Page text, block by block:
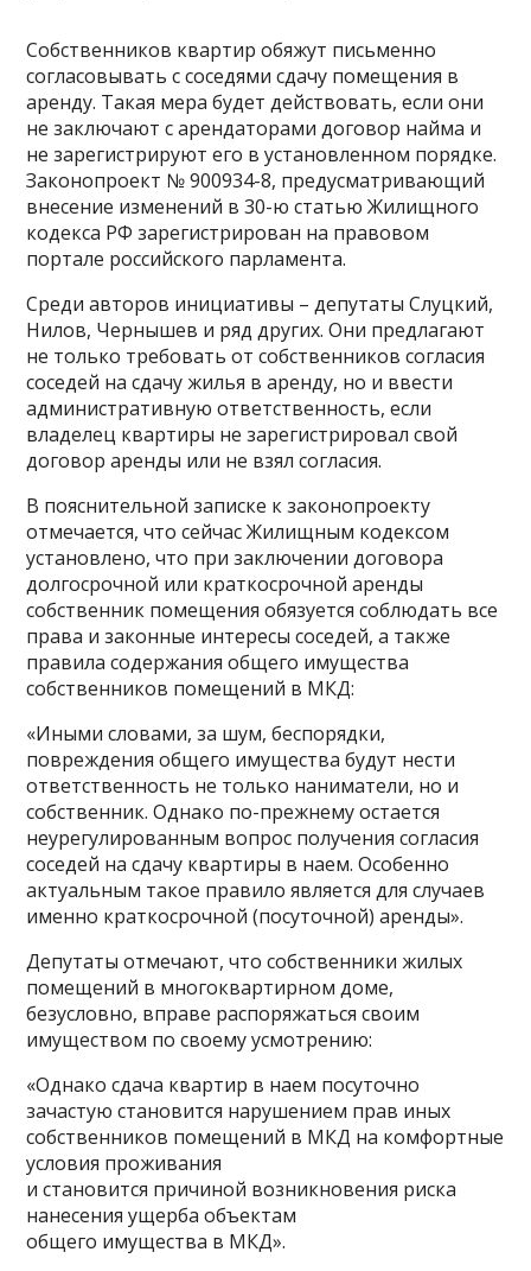
Собственников квартир обяжут письменно
согласовывать с соседями сдачу помещения в
аренду. Такая мера будет действовать, если они
не заключают с арендаторами договор найма и
не зарегистрируют его в установленном порядке.
Законопроект № 900934-8, предусматривающий
внесение изменений в 30-ю статью Жилищного
кодекса РФ зарегистрирован на правовом
портале российского парламента.
Среди авторов инициативы – депутаты Слуцкий,
Нилов, Чернышев и ряд других. Они предлагают
не только требовать от собственников согласия
соседей на сдачу жилья в аренду, но и ввести
административную ответственность, если
владелец квартиры не зарегистрировал свой
договор аренды или не взял согласия.
В пояснительной записке к законопроекту
отмечается, что сейчас Жилищным кодексом
установлено, что при заключении договора
долгосрочной или краткосрочной аренды
собственник помещения обязуется соблюдать все
права и законные интересы соседей, а также
правила содержания общего имущества
собственников помещений в МКД:
«Иными словами, за шум, беспорядки,
повреждения общего имущества будут нести
ответственность не только наниматели, но и
собственник. Однако по-прежнему остается
неурегулированным вопрос получения согласия
соседей на сдачу квартиры в наем. Особенно
актуальным такое правило является для случаев
именно краткосрочной (посуточной) аренды».
Депутаты отмечают, что собственники жилых
помещений в многоквартирном доме,
безусловно, вправе распоряжаться своим
имуществом по своему усмотрению:
«Однако сдача квартир в наем посуточно
зачастую становится нарушением прав иных
собственников помещений в МКД на комфортные
условия проживания
и становится причиной возникновения риска
нанесения ущерба объектам
общего имущества в МКД».